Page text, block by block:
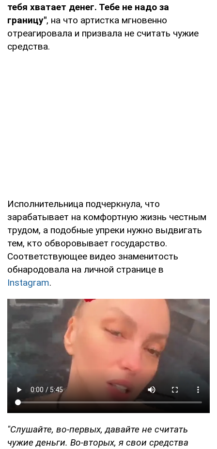
тебя хватает денег. Тебе не надо за
границу", на что артистка мгновенно
отреагировала и призвала не считать чужие
средства.
Исполнительница подчеркнула, что
зарабатывает на комфортную жизнь честным
трудом, а подобные упреки нужно выдвигать
тем, кто обворовывает государство.
Соответствующее видео знаменитость
обнародовала на личной странице в
Instagram.
"Слушайте, во-первых, давайте не считать
чужие деньги. Во-вторых, я свои средства